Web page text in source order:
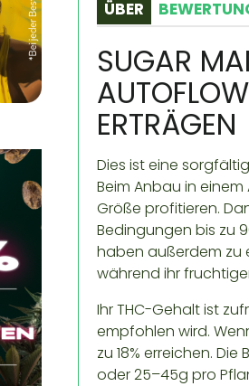
ÜBER
SUGAR
ERTRÄGEN
Dies ist eine
Beim Anbau in
Größe profitieren.
Bedingungen bis zu
haben außerdem zu
während ihr
Ihr THC-Gehalt ist
empfohlen wird.
zu 18% erreichen.
oder 25–45g pro